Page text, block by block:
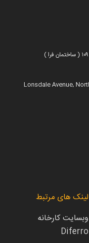
لینک های مرتبط
وبسایت کارخانه
Diferro